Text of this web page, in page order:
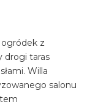
ogródek z
drogi taras
Willa
salonu